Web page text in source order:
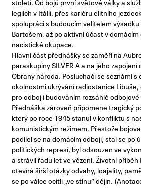
století. Od bojů první světové války a
legiích v Itálii, přes kariéru elitního
spolupráci s budoucím velitelem výsadku
Bartošem, až po aktivní účast v domácím
nacistické okupace.
Hlavní část přednášky se zaměří na
paraskupiny SILVER A a na jeho
Obrany národa. Posluchači se seznámí s
okolnostmi ukrývání radiostanice
pro odboj i budováním rozsáhlé
Přednáška zároveň připomene tragický
který po roce 1945 stanul v konfliktu s
komunistickým režimem. Přestože
podílel se na domácím odboji, stal se po
politických represí, byl odsouzen ve
a strávil řadu let ve vězení. Životní
otevírá širší otázky odvahy, loajality,
se po válce ocitli „ve stínu“ dějin.